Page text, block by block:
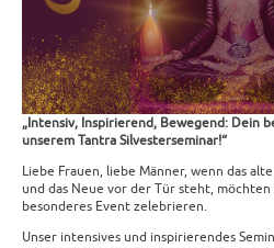
„Intensiv, Inspirierend, Bewegend: Dein
unserem Tantra Silvesterseminar!“
Liebe Frauen, liebe Männer, wenn das
und das Neue vor der Tür steht,
besonderes Event zelebrieren.
Unser intensives und inspirierendes